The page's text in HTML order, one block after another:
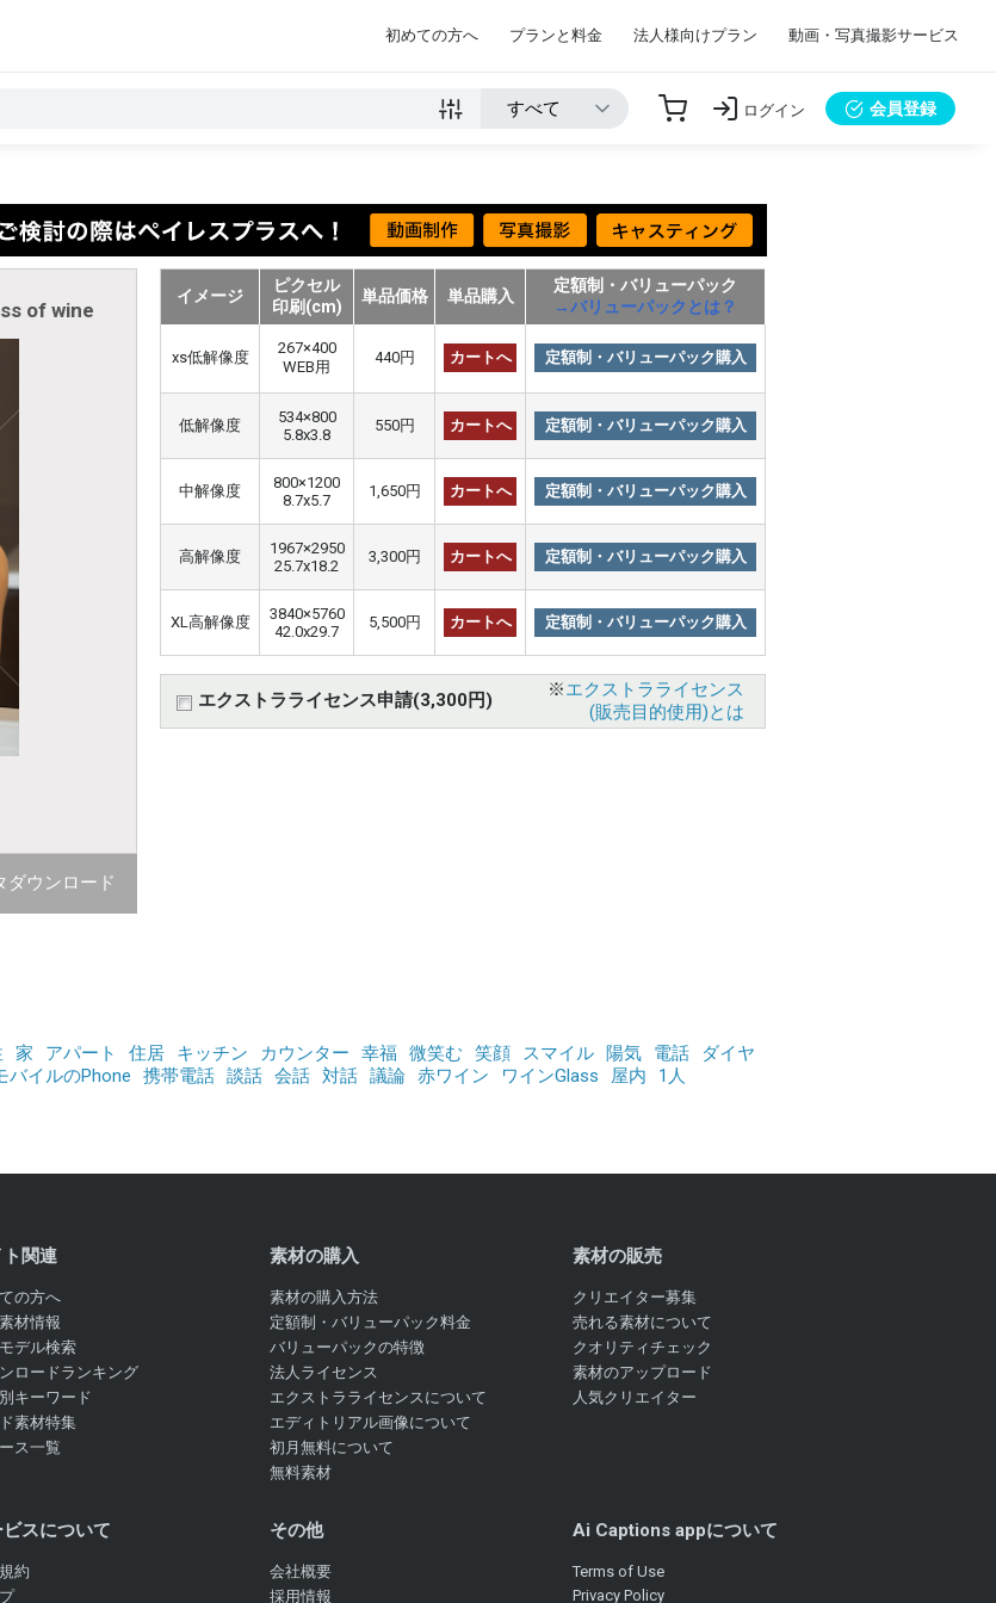
初めての方へ プランと料金 法人様向けプラン 動画・写真撮影サービス
ログイン 会員登録
of wine
ダウンロード
イメージ
ピクセル
印刷(cm)
単品価格 単品購入
定額制・バリューパック
→バリューパックとは？
xs低解像度
267×400
WEB用
440円 カートへ 定額制・バリューパック購入
低解像度
534×800
5.8x3.8
550円 カートへ 定額制・バリューパック購入
中解像度
800×1200
8.7x5.7
1,650円 カートへ 定額制・バリューパック購入
高解像度
1967×2950
25.7x18.2
3,300円 カートへ 定額制・バリューパック購入
XL高解像度
3840×5760
42.0x29.7
5,500円 カートへ 定額制・バリューパック購入
エクストラライセンス申請(3,300円) ※エクストラライセンス
(販売目的使用)とは
家 アパート 住居 キッチン カウンター 幸福 微笑む 笑顔 スマイル 陽気 電話
ダイヤ
バイルのPhone 携帯電話 談話 会話 対話 議論 赤ワイン ワインGlass 屋内 1人
関連
の方へ
材情報
デル検索
ロードランキング
キーワード
素材特集
ス一覧
素材の購入
素材の購入方法
定額制・バリューパック料金
バリューパックの特徴
法人ライセンス
エクストラライセンスについて
エディトリアル画像について
初月無料について
無料素材
素材の販売
クリエイター募集
売れる素材について
クオリティチェック
素材のアップロード
人気クリエイター
スについて
約
その他
会社概要
採用情報
Ai Captions appについて
Terms of Use
Privacy Policy